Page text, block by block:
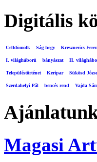
Digitális
Celldömölk Ság hegy Kresznerics
I. világháború bányászat II.
Településtörténet Keripar Sükösd
Szerdahelyi Pál bencés rend Vajda
Magasi